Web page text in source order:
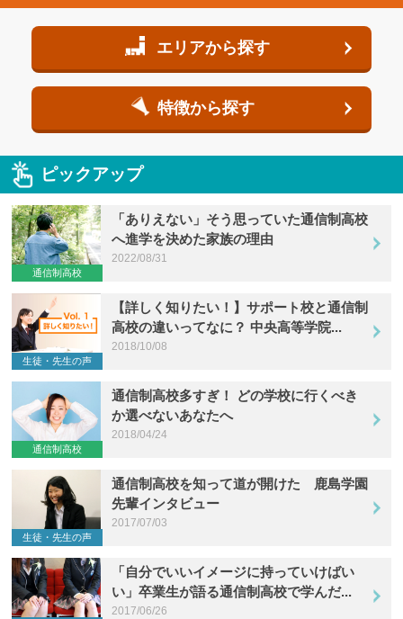
エリアから探す
特徴から探す
ピックアップ
通信制高校
「ありえない」そう思っていた通信制高校
へ進学を決めた家族の理由
2022/08/31
生徒・先生の声
【詳しく知りたい！】サポート校と通信制
高校の違いってなに？ 中央高等学院...
2018/10/08
通信制高校
通信制高校多すぎ！ どの学校に行くべき
か選べないあなたへ
2018/04/24
生徒・先生の声
通信制高校を知って道が開けた 鹿島学園
先輩インタビュー
2017/07/03
「自分でいいイメージに持っていけばい
い」卒業生が語る通信制高校で学んだ...
2017/06/26